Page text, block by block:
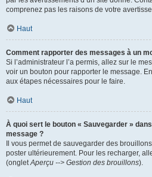
comprenez pas les raisons de votre
Haut
Comment rapporter des messages à un
Si l’administrateur l’a permis, allez sur le
voir un bouton pour rapporter le message.
aux étapes nécessaires pour le faire.
Haut
À quoi sert le bouton « Sauvegarder »
message ?
Il vous permet de sauvegarder des
poster ultérieurement. Pour les recharger,
(ongletAperçu --> Gestion des brouillons).